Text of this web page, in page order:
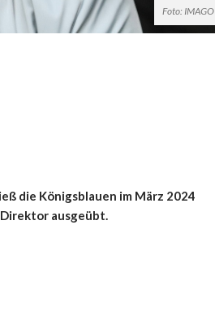
Foto: IMAGO
die Königsblauen im März 2024
ausgeübt.